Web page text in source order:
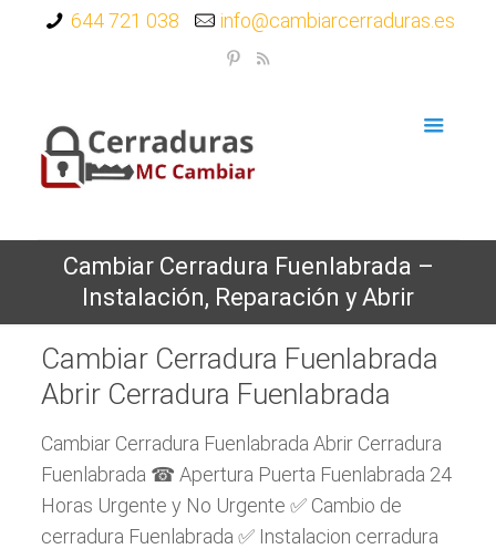
644 721 038 info@cambiarcerraduras.es
Cambiar Cerradura Fuenlabrada –
Instalación, Reparación y Abrir
Cambiar Cerradura Fuenlabrada
Abrir Cerradura Fuenlabrada
Cambiar Cerradura Fuenlabrada Abrir Cerradura
Fuenlabrada ☎ Apertura Puerta Fuenlabrada 24
Horas Urgente y No Urgente ✅ Cambio de
cerradura Fuenlabrada ✅ Instalacion cerradura